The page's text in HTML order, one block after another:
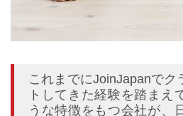
これまでにJoinJapanでク
トしてきた経験を踏まえ
うな特徴をもつ会社が、